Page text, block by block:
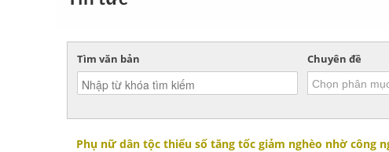
Tìm văn bản Chuyên đề
Phụ nữ dân tộc thiểu số tăng tốc giảm nghèo nhờ công